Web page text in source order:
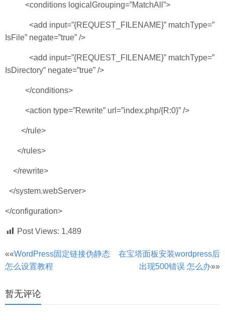
<conditions logicalGrouping=”MatchAll”>
<add input=”{REQUEST_FILENAME}” matchType=”
IsFile” negate=”true” />
<add input=”{REQUEST_FILENAME}” matchType=”
IsDirectory” negate=”true” />
</conditions>
<action type=”Rewrite” url=”index.php/{R:0}” />
</rule>
</rules>
</rewrite>
</system.webServer>
</configuration>
Post Views: 1,489
文
章
分
页
««WordPress固定链接伪静态
怎么设置教程
在宝塔面板安装wordpress后
出现500错误 怎么办»»
暂无评论